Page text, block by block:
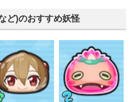
ど)のおすすめ妖怪